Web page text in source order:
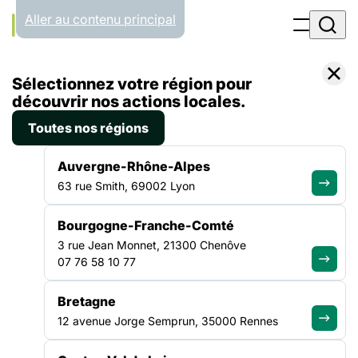
Panneau de gestion des cookies
Aller au contenu principal
Accueil Liste des actualités Elections municipales 2026 : remettre la solidarité au cœur des villes
ACTUALITÉ|16 FÉVRIER 2026
Elections municipales 2026 :
remettre la solidarité au
cœur des villes
À l’approche des élections municipales des 15 et 22 mars
2026, la Fédération des Acteurs de la Solidarité Bourgogne-
Franche-Comté publie un document à destination des listes
candidates – et de toutes celles et ceux qui s’intéressent à
Sélectionnez votre région pour
découvrir nos actions locales.
Toutes nos régions
Auvergne-Rhône-Alpes
63 rue Smith, 69002 Lyon
Bourgogne-Franche-Comté
3 rue Jean Monnet, 21300 Chenôve
07 76 58 10 77
Bretagne
12 avenue Jorge Semprun, 35000 Rennes